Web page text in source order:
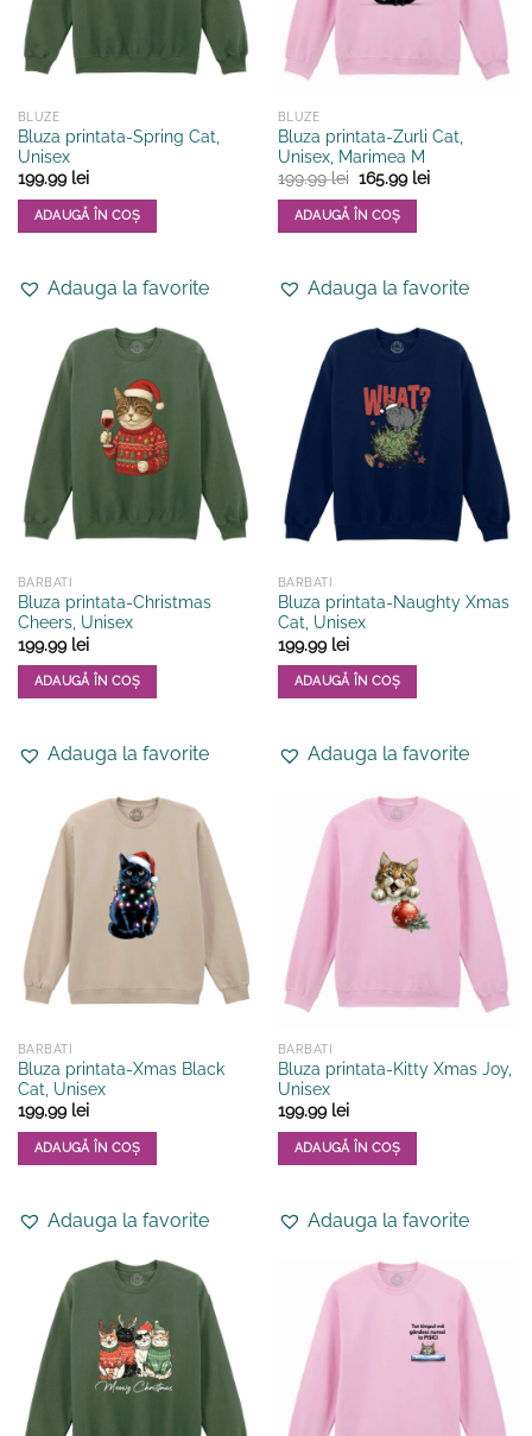
BLUZE
Bluza printata-Spring Cat,
Unisex
199.99 lei
ADAUGĂ ÎN COȘ
are
variații.
Opțiunile
alese
în
pagina
produsului.
Adauga la favorite
BLUZE
Bluza printata-Zurli Cat,
Unisex, Marimea M
199.99lei Prețul
inițial
a
fost:
199.99 lei.
165.99 leiPrețul
ADAUGĂ ÎN COȘ
Adauga la favorite
BARBATI
Bluza printata-Christmas
Cheers, Unisex
199.99 lei
ADAUGĂ ÎN COȘ
are
variații.
Opțiunile
alese
în
pagina
produsului.
Adauga la favorite
BARBATI
Bluza printata-Naughty Xmas
Cat, Unisex
199.99 lei
ADAUGĂ ÎN COȘ
are
variații.
Opțiunile
alese
în
pagina
produsului.
Adauga la favorite
BARBATI
Bluza printata-Xmas Black
Cat, Unisex
199.99 lei
ADAUGĂ ÎN COȘ
are
variații.
Opțiunile
alese
în
Adauga la favorite
BARBATI
Bluza printata-Kitty Xmas Joy,
Unisex
199.99 lei
ADAUGĂ ÎN COȘ
are
variații.
Opțiunile
alese
în
Adauga la favorite